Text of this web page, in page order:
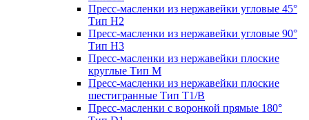
Пресс-масленки из нержавейки угловые 45°
Тип H2
Пресс-масленки из нержавейки угловые 90°
Тип H3
Пресс-масленки из нержавейки плоские
круглые Тип M
Пресс-масленки из нержавейки плоские
шестигранные Тип T1/B
Пресс-масленки с воронкой прямые 180°